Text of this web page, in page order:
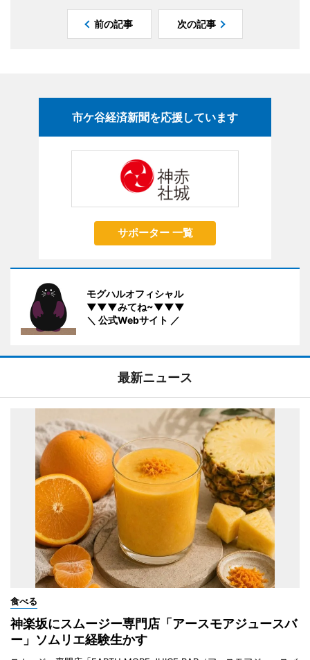
前の記事 次の記事
市ケ谷経済新聞を応援しています
サポーター 一覧
モグハルオフィシャル
▼▼▼みてね~▼▼▼
＼ 公式Webサイト ／
最新ニュース
食べる
神楽坂にスムージー専門店「アースモアジュースバ
ー」ソムリエ経験生かす